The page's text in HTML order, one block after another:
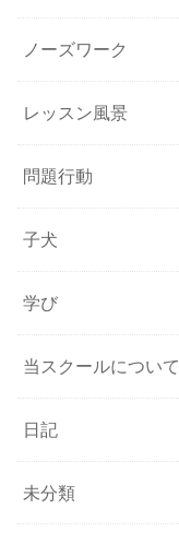
ノーズワーク
レッスン風景
問題行動
子犬
学び
当スクールについて
日記
未分類